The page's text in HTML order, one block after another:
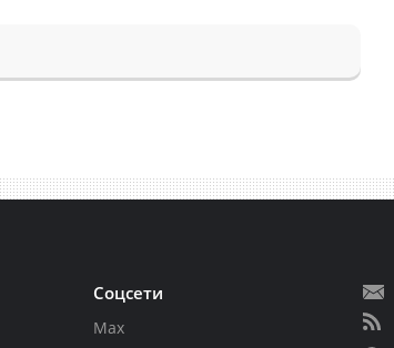
Соцсети
Max